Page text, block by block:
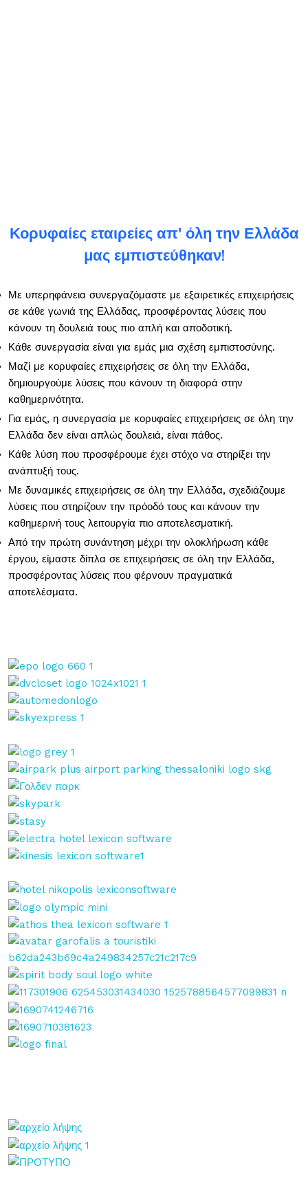
Κορυφαίες εταιρείες απ' όλη την Ελλάδα
μας εμπιστεύθηκαν!
Με υπερηφάνεια συνεργαζόμαστε με εξαιρετικές επιχειρήσεις
σε κάθε γωνιά της Ελλάδας, προσφέροντας λύσεις που
κάνουν τη δουλειά τους πιο απλή και αποδοτική.
Κάθε συνεργασία είναι για εμάς μια σχέση εμπιστοσύνης.
Μαζί με κορυφαίες επιχειρήσεις σε όλη την Ελλάδα,
δημιουργούμε λύσεις που κάνουν τη διαφορά στην
καθημερινότητα.
Για εμάς, η συνεργασία με κορυφαίες επιχειρήσεις σε όλη την
Ελλάδα δεν είναι απλώς δουλειά, είναι πάθος.
Κάθε λύση που προσφέρουμε έχει στόχο να στηρίξει την
ανάπτυξή τους.
Με δυναμικές επιχειρήσεις σε όλη την Ελλάδα, σχεδιάζουμε
λύσεις που στηρίζουν την πρόοδό τους και κάνουν την
καθημερινή τους λειτουργία πιο αποτελεσματική.
Από την πρώτη συνάντηση μέχρι την ολοκλήρωση κάθε
έργου, είμαστε δίπλα σε επιχειρήσεις σε όλη την Ελλάδα,
προσφέροντας λύσεις που φέρνουν πραγματικά
αποτελέσματα.